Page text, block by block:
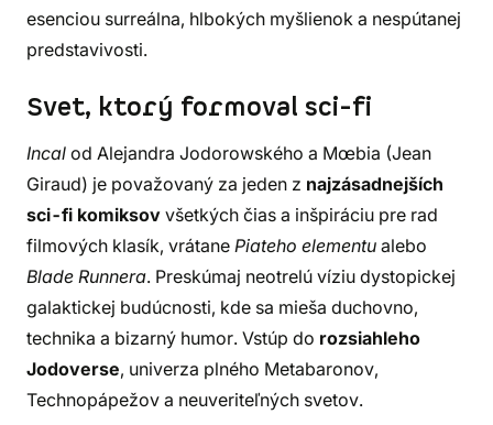
esenciou surreálna, hlbokých myšlienok a nespútanej
predstavivosti.
Svet, ktorý formoval sci-fi
Incal od Alejandra Jodorowského a Mœbia (Jean
Giraud) je považovaný za jeden z najzásadnejších
sci-fi komiksov všetkých čias a inšpiráciu pre rad
filmových klasík, vrátane Piateho elementu alebo
Blade Runnera. Preskúmaj neotrelú víziu dystopickej
galaktickej budúcnosti, kde sa mieša duchovno,
technika a bizarný humor. Vstúp do rozsiahleho
Jodoverse, univerza plného Metabaronov,
Technopápežov a neuveriteľných svetov.